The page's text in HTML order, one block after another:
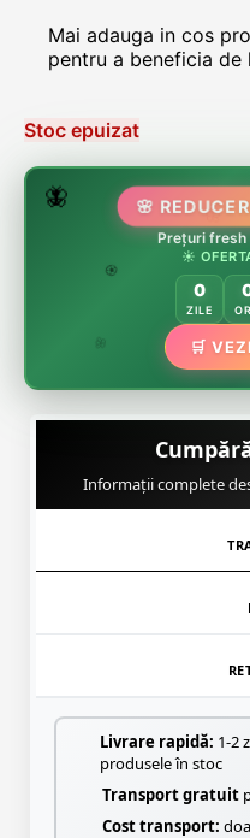
Mai adauga in cos
pentru a beneficia de
Stoc epuizat
🌸
🌷
🦋 🌸
Prețuri
☀️
0
ZILE
🛒
Informații complete
Livrare rapidă: 1-2
produsele în stoc
Transport gratuit
Cost transport: